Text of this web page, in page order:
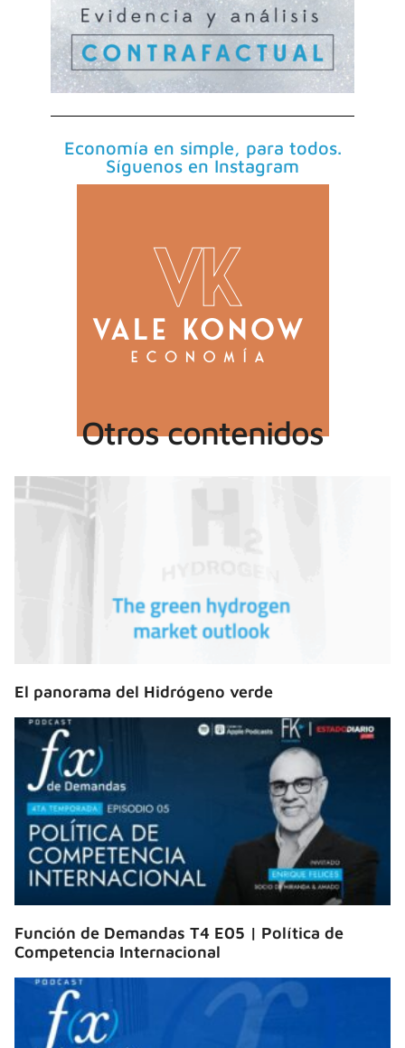
Economía en simple, para todos.
Síguenos en Instagram
Otros contenidos
El panorama del Hidrógeno verde
Función de Demandas T4 E05 | Política de
Competencia Internacional